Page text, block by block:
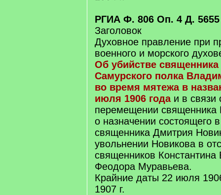
РГИА Ф. 806 Оп. 4 Д. 5655
Заголовок
Духовное правление при
военного и морского
Об убийстве священника
Самурского полка
во время мятежа в
июля 1906 годаи в связи
перемещении
о назначении состоящего
священника Дмитрия
увольнении Новикова в
священников
Феодора Муравьева.
Крайние даты 22 июля
1907 г.